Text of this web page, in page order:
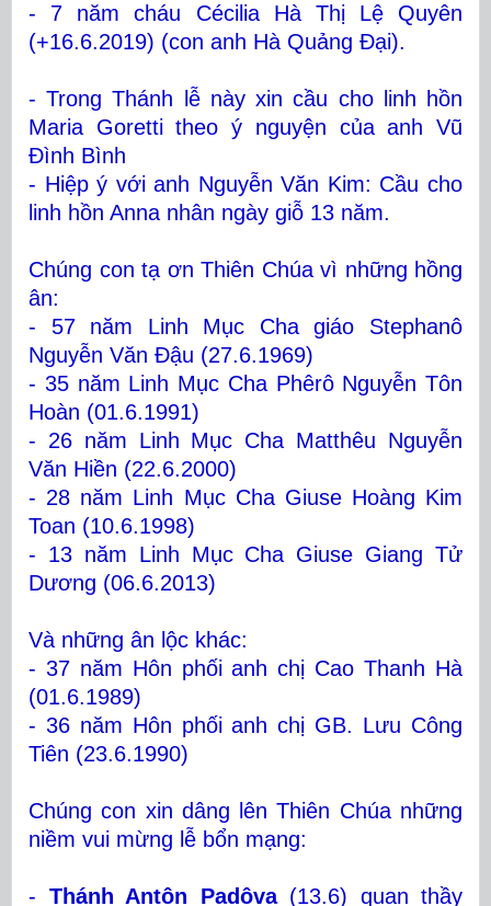
- 7 năm cháu Cécilia Hà Thị Lệ Quyên
(+16.6.2019) (con anh Hà Quảng Đại).
- Trong Thánh lễ này xin cầu cho linh hồn
Maria Goretti theo ý nguyện của anh Vũ
Đình Bình
- Hiệp ý với anh Nguyễn Văn Kim: Cầu cho
linh hồn Anna nhân ngày giỗ 13 năm.
Chúng con tạ ơn Thiên Chúa vì những hồng
ân:
- 57 năm Linh Mục Cha giáo Stephanô
Nguyễn Văn Đậu (27.6.1969)
- 35 năm Linh Mục Cha Phêrô Nguyễn Tôn
Hoàn (01.6.1991)
- 26 năm Linh Mục Cha Matthêu Nguyễn
Văn Hiền (22.6.2000)
- 28 năm Linh Mục Cha Giuse Hoàng Kim
Toan (10.6.1998)
- 13 năm Linh Mục Cha Giuse Giang Tử
Dương (06.6.2013)
Và những ân lộc khác:
- 37 năm Hôn phối anh chị Cao Thanh Hà
(01.6.1989)
- 36 năm Hôn phối anh chị GB. Lưu Công
Tiên (23.6.1990)
Chúng con xin dâng lên Thiên Chúa những
niềm vui mừng lễ bổn mạng:
- Thánh Antôn Padôva(13.6) quan thầy